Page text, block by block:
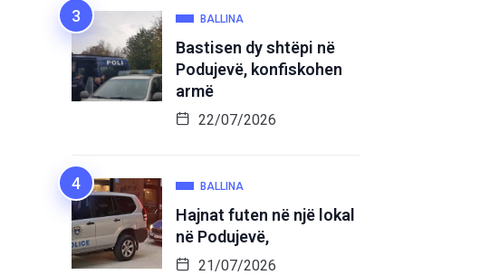
BALLINA
Bastisen dy shtëpi në
Podujevë, konfiskohen
armë
22/07/2026
BALLINA
Hajnat futen në një lokal
në Podujevë,
21/07/2026